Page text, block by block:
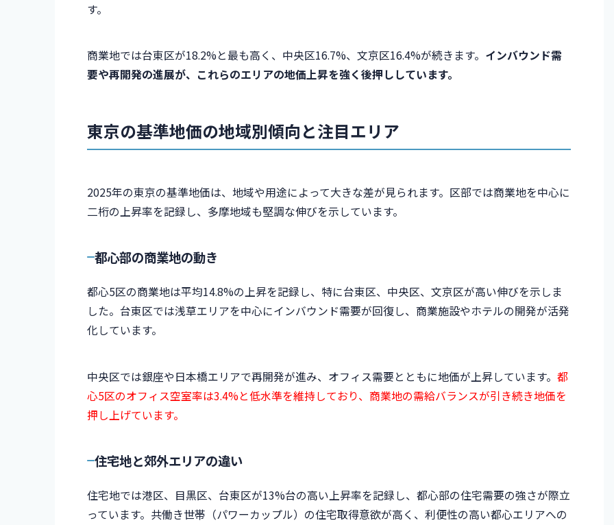
す。
商業地では台東区が18.2%と最も高く、中央区16.7%、文京区16.4%が続きます。 インバウンド需
要や再開発の進展が、これらのエリアの地価上昇を強く後押ししています。
東京の基準地価の地域別傾向と注目エリア
2025年の東京の基準地価は、地域や用途によって大きな差が見られます。区部では商業地を中心に
二桁の上昇率を記録し、多摩地域も堅調な伸びを示しています。
都心部の商業地の動き
都心5区の商業地は平均14.8%の上昇を記録し、特に台東区、中央区、文京区が高い伸びを示しま
した。台東区では浅草エリアを中心にインバウンド需要が回復し、商業施設やホテルの開発が活発
化しています。
中央区では銀座や日本橋エリアで再開発が進み、オフィス需要とともに地価が上昇しています。都
心5区のオフィス空室率は3.4%と低水準を維持しており、商業地の需給バランスが引き続き地価を
押し上げています。
住宅地と郊外エリアの違い
住宅地では港区、目黒区、台東区が13%台の高い上昇率を記録し、都心部の住宅需要の強さが際立
っています。共働き世帯（パワーカップル）の住宅取得意欲が高く、利便性の高い都心エリアへの